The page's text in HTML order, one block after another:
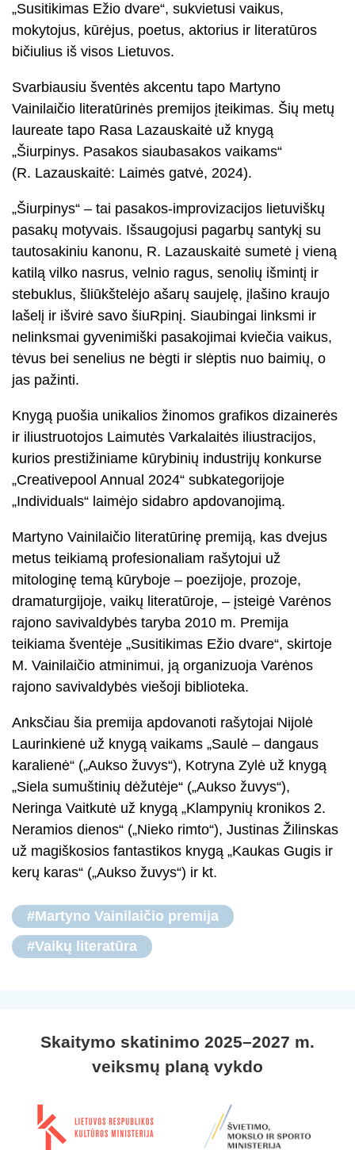
„Susitikimas Ežio dvare“, sukvietusi vaikus,
mokytojus, kūrėjus, poetus, aktorius ir literatūros
bičiulius iš visos Lietuvos.
Svarbiausiu šventės akcentu tapo Martyno
Vainilaičio literatūrinės premijos įteikimas. Šių metų
laureate tapo Rasa Lazauskaitė už knygą
„Šiurpinys. Pasakos siaubasakos vaikams“
(R. Lazauskaitė: Laimės gatvė, 2024).
„Šiurpinys“ – tai pasakos-improvizacijos lietuviškų
pasakų motyvais. Išsaugojusi pagarbų santykį su
tautosakiniu kanonu, R. Lazauskaitė sumetė į vieną
katilą vilko nasrus, velnio ragus, senolių išmintį ir
stebuklus, šliūkštelėjo ašarų saujelę, įlašino kraujo
lašelį ir išvirė savo šiuRpinį. Siaubingai linksmi ir
nelinksmai gyvenimiški pasakojimai kviečia vaikus,
tėvus bei senelius ne bėgti ir slėptis nuo baimių, o
jas pažinti.
Knygą puošia unikalios žinomos grafikos dizainerės
ir iliustruotojos Laimutės Varkalaitės iliustracijos,
kurios prestižiniame kūrybinių industrijų konkurse
„Creativepool Annual 2024“ subkategorijoje
„Individuals“ laimėjo sidabro apdovanojimą.
Martyno Vainilaičio literatūrinę premiją, kas dvejus
metus teikiamą profesionaliam rašytojui už
mitologinę temą kūryboje – poezijoje, prozoje,
dramaturgijoje, vaikų literatūroje, – įsteigė Varėnos
rajono savivaldybės taryba 2010 m. Premija
teikiama šventėje „Susitikimas Ežio dvare“, skirtoje
M. Vainilaičio atminimui, ją organizuoja Varėnos
rajono savivaldybės viešoji biblioteka.
Anksčiau šia premija apdovanoti rašytojai Nijolė
Laurinkienė už knygą vaikams „Saulė – dangaus
karalienė“ („Aukso žuvys“), Kotryna Zylė už knygą
„Siela sumuštinių dėžutėje“ („Aukso žuvys“),
Neringa Vaitkutė už knygą „Klampynių kronikos 2.
Neramios dienos“ („Nieko rimto“), Justinas Žilinskas
už magiškosios fantastikos knygą „Kaukas Gugis ir
kerų karas“ („Aukso žuvys“) ir kt.
#Martyno Vainilaičio premija
#Vaikų literatūra
Skaitymo skatinimo 2025–2027 m.
veiksmų planą vykdo